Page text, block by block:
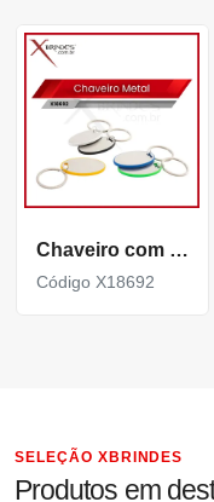
Chaveiro com Chapa metálica Personalizável X18692
Código X18692
SELEÇÃO XBRINDES
Produtos em